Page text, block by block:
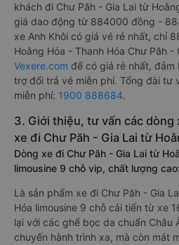
khách đi Chư Păh - Gia Lai từ
giá dao động từ 884000 đồng -
xe Anh Khôi có giá vé rẻ nhất, chỉ
Hoằng Hóa - Thanh Hóa Chư Păh -
Vexere.com để có giá rẻ nhất, đảm
trợ đổi trả vé miễn phí. Tổng đài tư
miễn phí: 1900 888684.
3. Giới thiệu, tư vấn các
xe đi Chư Păh - Gia Lai từ
Dòng xe đi Chư Păh - Gia Lai từ
limousine 9 chỗ vip, chất lượng
Là sản phẩm xe đi Chư Păh - Gia
Hóa limousine 9 chỗ cải tiến từ xe
lại với các ghế bọc da chuẩn Châu
chuyến hành trình xa, mà còn mát